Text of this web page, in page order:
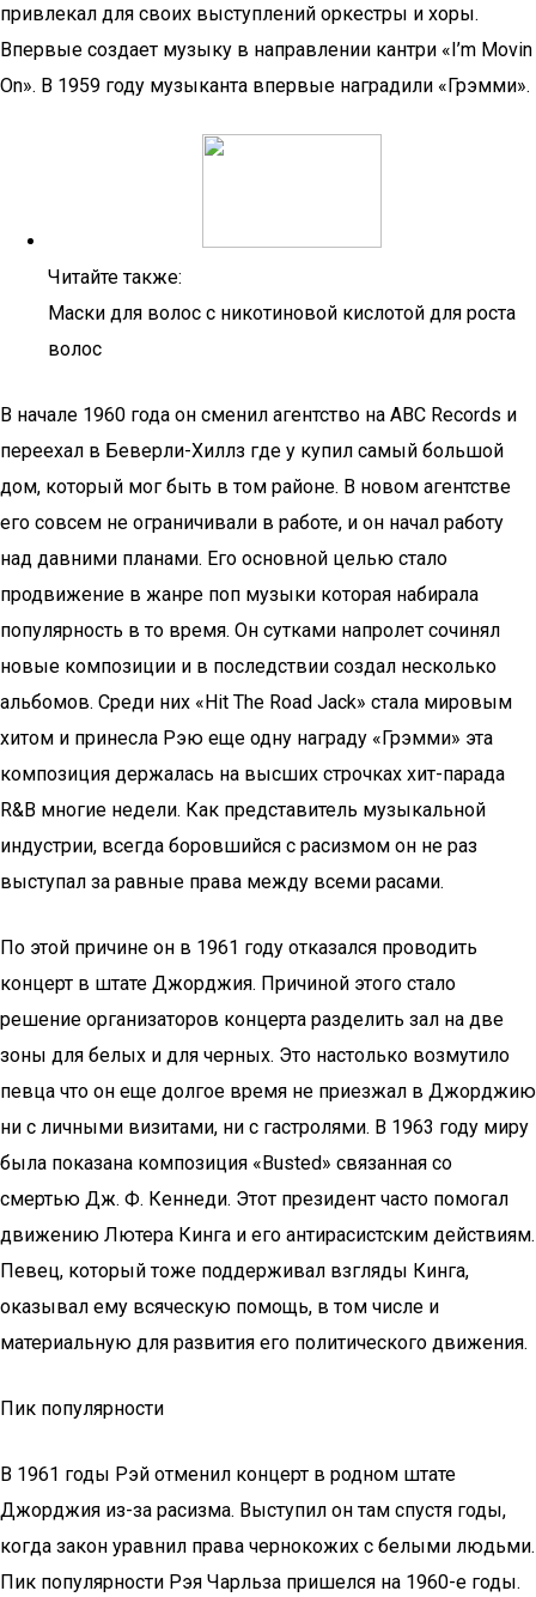
привлекал для своих выступлений оркестры и хоры.
Впервые создает музыку в направлении кантри «I’m Movin
On». В 1959 году музыканта впервые наградили «Грэмми».
Читайте также:
Маски для волос с никотиновой кислотой для роста
волос
В начале 1960 года он сменил агентство на ABC Records и
переехал в Беверли-Хиллз где у купил самый большой
дом, который мог быть в том районе. В новом агентстве
его совсем не ограничивали в работе, и он начал работу
над давними планами. Его основной целью стало
продвижение в жанре поп музыки которая набирала
популярность в то время. Он сутками напролет сочинял
новые композиции и в последствии создал несколько
альбомов. Среди них «Hit The Road Jack» стала мировым
хитом и принесла Рэю еще одну награду «Грэмми» эта
композиция держалась на высших строчках хит-парада
R&B многие недели. Как представитель музыкальной
индустрии, всегда боровшийся с расизмом он не раз
выступал за равные права между всеми расами.
По этой причине он в 1961 году отказался проводить
концерт в штате Джорджия. Причиной этого стало
решение организаторов концерта разделить зал на две
зоны для белых и для черных. Это настолько возмутило
певца что он еще долгое время не приезжал в Джорджию
ни с личными визитами, ни с гастролями. В 1963 году миру
была показана композиция «Busted» связанная со
смертью Дж. Ф. Кеннеди. Этот президент часто помогал
движению Лютера Кинга и его антирасистским действиям.
Певец, который тоже поддерживал взгляды Кинга,
оказывал ему всяческую помощь, в том числе и
материальную для развития его политического движения.
Пик популярности
В 1961 годы Рэй отменил концерт в родном штате
Джорджия из-за расизма. Выступил он там спустя годы,
когда закон уравнил права чернокожих с белыми людьми.
Пик популярности Рэя Чарльза пришелся на 1960-е годы.